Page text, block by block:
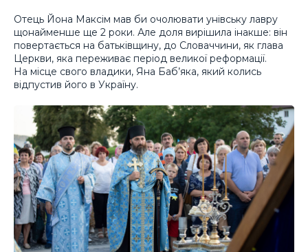
Отець Йона Максім мав би очолювати унівську лавру
щонайменше ще 2 роки. Але доля вирішила інакше: він
повертається на батьківщину, до Словаччини, як глава
Церкви, яка переживає період великої реформації.
На місце свого владики, Яна Баб’яка, який колись
відпустив його в Україну.